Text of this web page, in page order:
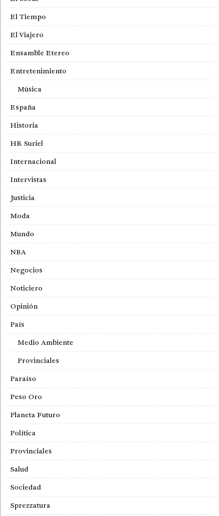
El Tiempo
El Viajero
Ensamble Etereo
Entretenimiento
Música
España
Historia
HR Suriel
Internacional
Intervistas
Justicia
Moda
Mundo
NBA
Negocios
Noticiero
Opinión
País
Medio Ambiente
Provinciales
Paraíso
Peso Oro
Planeta Futuro
Política
Provinciales
Salud
Sociedad
Sprezzatura